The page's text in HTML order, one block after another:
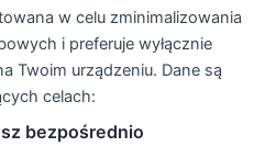
w celu zminimalizowania
i preferuje wyłącznie
Twoim urządzeniu. Dane są
celach:
bezpośrednio